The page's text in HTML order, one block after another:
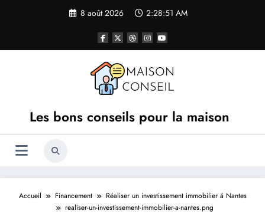
8 août 2026 2:28:51 AM
Les bons conseils pour la maison
Accueil Financement
Réaliser un investissement immobilier á Nantes
realiser-un-investissement-immobilier-a-nantes.png